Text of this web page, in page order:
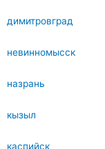
димитровград
невинномысск
назрань
кызыл
каспийск